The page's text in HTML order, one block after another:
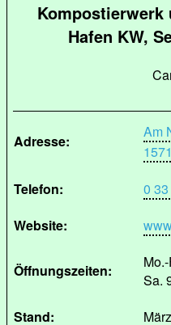
Kompostierwerk
Hafen KW,
Adresse:
Am
Telefon:
0
Website:
Öffnungszeiten:
Sa.
Stand: